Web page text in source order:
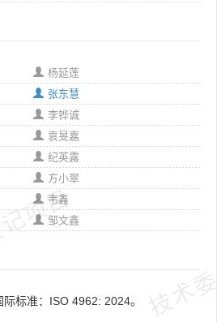
项目 技
杨延莲
张东慧
李铧诚
袁旻嘉
纪英露
方小翠
韦鑫
邹文鑫
标准：ISO 4962: 2024。